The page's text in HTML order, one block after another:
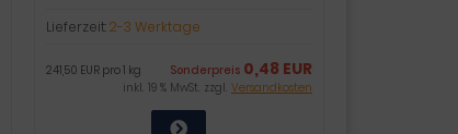
Lieferzeit:2-3 Werktage
Sonderpreis 0,48 EUR
241,50 EUR pro 1 kg
inkl. 19 % MwSt. zzgl. Versandkosten